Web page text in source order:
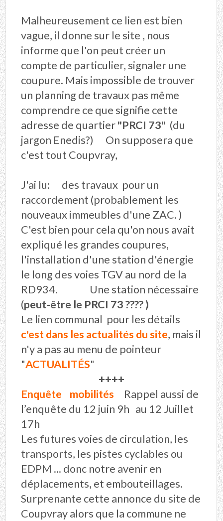
Malheureusement ce lien est bien
vague, il donne sur le site , nous
informe que l'on peut créer un
compte de particulier, signaler une
coupure. Mais impossible de trouver
un planning de travaux pas même
comprendre ce que signifie cette
adresse de quartier"PRCI 73" (du
jargon Enedis?) On supposera que
c'est tout Coupvray,
J'ai lu: des travaux pour un
raccordement (probablement les
nouveaux immeubles d'une ZAC. )
C'est bien pour cela qu'on nous avait
expliqué les grandes coupures,
l'installation d'une station d'énergie
le long des voies TGV au nord de la
RD934. Une station nécessaire
(peut-être le PRCI 73 ???? )
Le lien communal pour les détails
c'est dans les actualités du site, mais il
n'y a pas au menu de pointeur
"ACTUALITÉS"
++++
Enquête mobilités
Rappel aussi de
l’enquête du 12 juin 9h au 12 Juillet
17h
Les futures voies de circulation, les
transports, les pistes cyclables ou
EDPM ... donc notre avenir en
déplacements, et embouteillages.
Surprenante cette annonce du site de
Coupvray alors que la commune ne